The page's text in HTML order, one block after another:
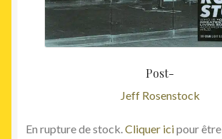
Post-
Jeff Rosenstock
En rupture de stock.Cliquer icipour être